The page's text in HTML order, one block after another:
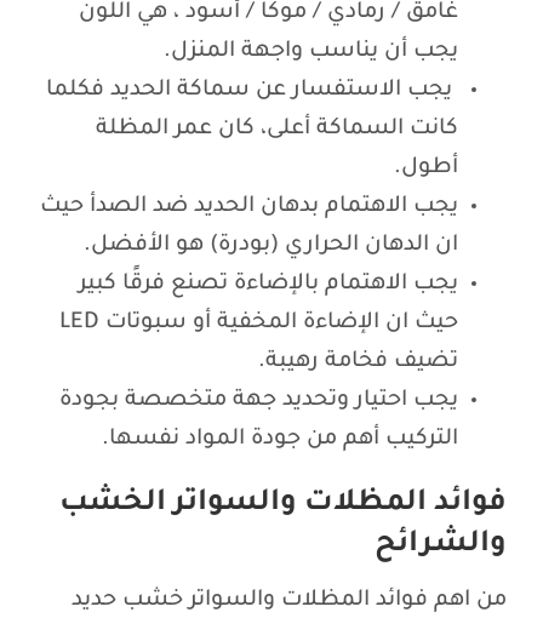
غامق / رمادي / موكا / أسود ، هي اللون
يجب أن يناسب واجهة المنزل.
يجب الاستفسار عن سماكة الحديد فكلما
كانت السماكة أعلى، كان عمر المظلة
أطول.
يجب الاهتمام بدهان الحديد ضد الصدأ حيث
ان الدهان الحراري (بودرة) هو الأفضل.
يجب الاهتمام بالإضاءة تصنع فرقًا كبير
حيث ان الإضاءة المخفية أو سبوتات LED
تضيف فخامة رهيبة.
يجب احتيار وتحديد جهة متخصصة بجودة
التركيب أهم من جودة المواد نفسها.
فوائد المظلات والسواتر الخشب
والشرائح
من اهم فوائد المظلات والسواتر خشب حديد